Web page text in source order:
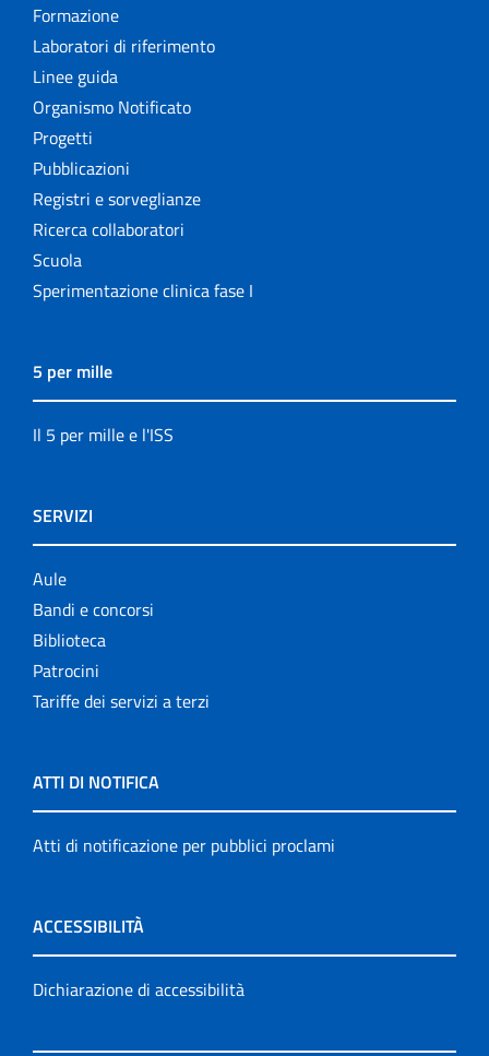
Formazione
Laboratori di riferimento
Linee guida
Organismo Notificato
Progetti
Pubblicazioni
Registri e sorveglianze
Ricerca collaboratori
Scuola
Sperimentazione clinica fase I
5 per mille
Il 5 per mille e l'ISS
SERVIZI
Aule
Bandi e concorsi
Biblioteca
Patrocini
Tariffe dei servizi a terzi
ATTI DI NOTIFICA
Atti di notificazione per pubblici proclami
ACCESSIBILITÀ
Dichiarazione di accessibilità